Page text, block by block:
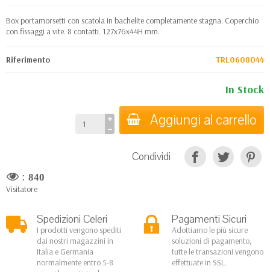
Box portamorsetti con scatola in bachelite completamente stagna. Coperchio
con fissaggi a vite. 8 contatti. 127x76x44H mm.
Riferimento TRL0608044
In Stock
Aggiungi al carrello
Condividi
: 840
Visitatore
Spedizioni Celeri
I prodotti vengono spediti
dai nostri magazzini in
Italia e Germania
normalmente entro 5-8
Pagamenti Sicuri
Adottiamo le più sicure
soluzioni di pagamento,
tutte le transazioni vengono
effettuate in SSL.